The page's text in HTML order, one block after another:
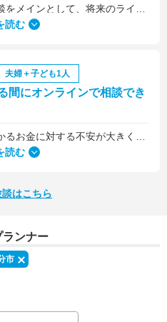
読む
夫婦＋子ども1人
間にオンラインで相談でき
うに子どもの将来のお金のことで悩んでいる友人にも教えました。
読む
はこちら
ランナー
市